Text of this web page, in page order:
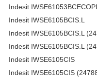
Indesit
Indesit IWSE6105BCIS.L
Indesit IWSE6105BCIS.L
Indesit IWSE6105BCIS.L
Indesit IWSE6105CIS
Indesit IWSE6105CIS